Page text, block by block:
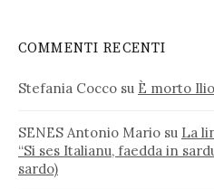
COMMENTI RECENTI
Stefania Cocco su È morto
SENES Antonio Mario su La
“Si ses Italianu, faedda in
sardo)